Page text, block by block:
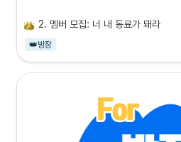
2. 멤버 모집: 너 내 동료가 돼라
👑방장